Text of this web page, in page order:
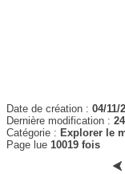
Date de création : 04/11/
Dernière modification :
Catégorie : Explorer le
Page lue 10019 fois